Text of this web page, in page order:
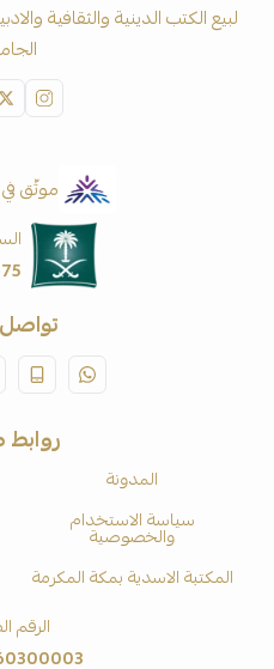
لبيع الكتب الدينية والثقافية
موثّق
المدونة
سياسة الاستخدام
والخصوصية
المكتبة الاسدية بمكة المكرمة
الرقم